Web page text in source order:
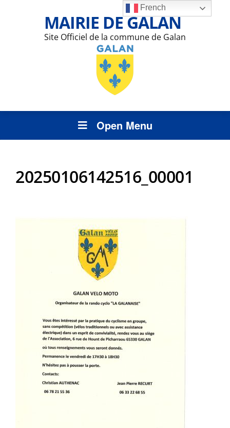
MAIRIE DE GALAN
Site Officiel de la commune de Galan
Open Menu
20250106142516_00001
French